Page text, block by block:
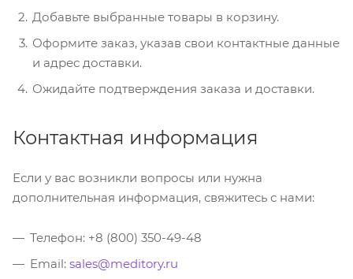
Добавьте выбранные товары в корзину.
Оформите заказ, указав свои контактные данные
и адрес доставки.
Ожидайте подтверждения заказа и доставки.
Контактная информация
Если у вас возникли вопросы или нужна
дополнительная информация, свяжитесь с нами:
Телефон: +8 (800) 350-49-48
Email: sales@meditory.ru